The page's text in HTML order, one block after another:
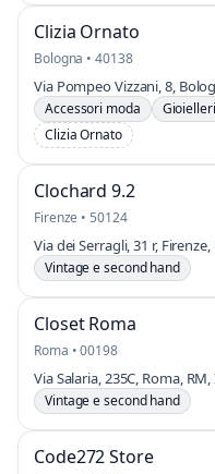
Clizia Ornato
Bologna • 40138
Via Pompeo Vizzani, 8,
Accessori moda
Clizia Ornato
Clochard 9.2
Firenze • 50124
Via dei Serragli, 31 r,
Vintage e second hand
Closet Roma
Roma • 00198
Via Salaria, 235C, Roma,
Vintage e second hand
Code272 Store